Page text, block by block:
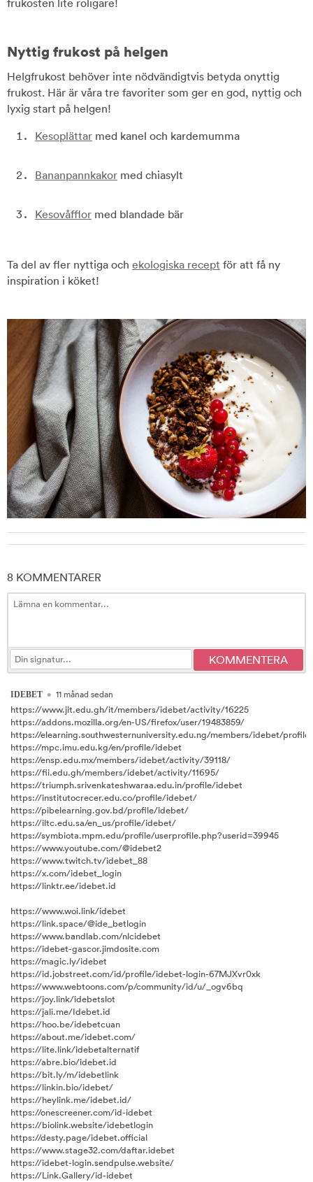
Nyttig frukost på helgen
Helgfrukost behöver inte nödvändigtvis betyda onyttig
frukost. Här är våra tre favoriter som ger en god, nyttig och
lyxig start på helgen!
Kesoplättar med kanel och kardemumma
Bananpannkakor med chiasylt
Kesovåfflor med blandade bär
Ta del av fler nyttiga och ekologiska recept för att få ny
inspiration i köket!
8 KOMMENTARER
IDEBET • 11 månad sedan
https://www.jit.edu.gh/it/members/idebet/activity/16225
https://addons.mozilla.org/en-US/firefox/user/19483859/
https://elearning.southwesternuniversity.edu.ng/members/idebet/profile/
https://mpc.imu.edu.kg/en/profile/idebet
https://ensp.edu.mx/members/idebet/activity/39118/
https://fii.edu.gh/members/idebet/activity/11695/
https://triumph.srivenkateshwaraa.edu.in/profile/idebet
https://institutocrecer.edu.co/profile/idebet/
https://pibelearning.gov.bd/profile/idebet/
https://iltc.edu.sa/en_us/profile/idebet/
https://symbiota.mpm.edu/profile/userprofile.php?userid=39945
https://www.youtube.com/@idebet2
https://www.twitch.tv/idebet_88
https://x.com/idebet_login
https://linktr.ee/idebet.id
https://www.woi.link/idebet
https://link.space/@ide_betlogin
https://www.bandlab.com/nlcidebet
https://idebet-gascor.jimdosite.com
https://magic.ly/idebet
https://id.jobstreet.com/id/profile/idebet-login-67MJXvr0xk
https://www.webtoons.com/p/community/id/u/_ogv6bq
https://joy.link/idebetslot
https://jali.me/Idebet.id
https://hoo.be/idebetcuan
https://about.me/idebet.com/
https://lite.link/idebetalternatif
https://abre.bio/idebet.id
https://bit.ly/m/idebetlink
https://linkin.bio/idebet/
https://heylink.me/idebet.id/
https://onescreener.com/id-idebet
https://biolink.website/idebetlogin
https://desty.page/idebet.official
https://www.stage32.com/daftar.idebet
https://idebet-login.sendpulse.website/
https://Link.Gallery/id-idebet